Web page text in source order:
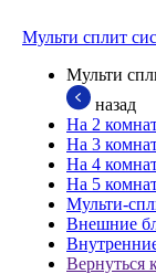
Мульти сплит
Мульти
назад
На 2
На 3
На 4
На 5
Мульти-
Внешние
Вернуться